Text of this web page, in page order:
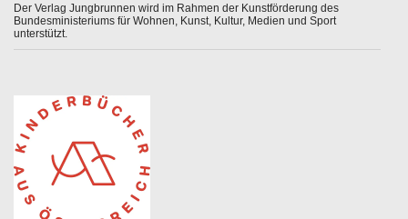
Der Verlag Jungbrunnen wird im Rahmen der Kunstförderung des
Bundesministeriums für Wohnen, Kunst, Kultur, Medien und Sport
unterstützt.